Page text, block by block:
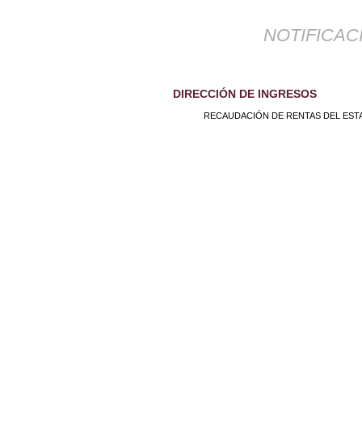
DIRECCIÓN DE INGRESOS
RECAUDACIÓN DE RENTAS DEL